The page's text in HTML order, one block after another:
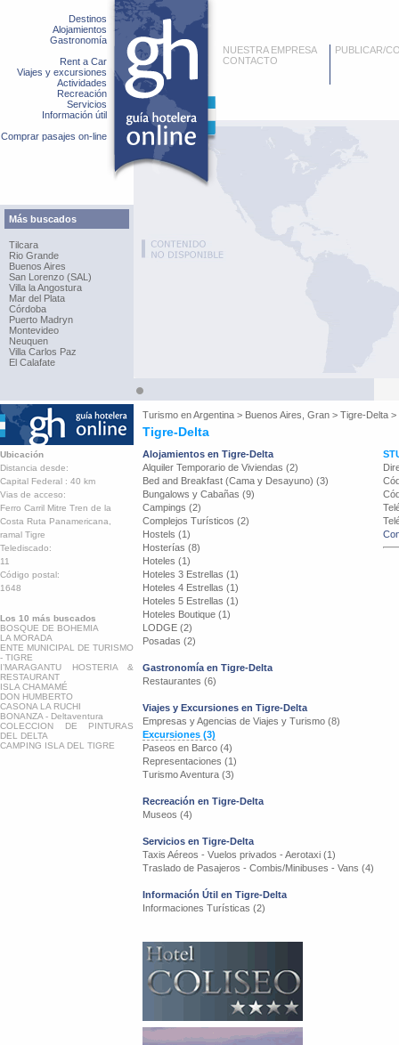
Destinos
Alojamientos
Gastronomía
Rent a Car
Viajes y excursiones
Actividades
Recreación
Servicios
Información útil
Comprar pasajes on-line
Más buscados
Tilcara
Rio Grande
Buenos Aires
San Lorenzo (SAL)
Villa la Angostura
Mar del Plata
Córdoba
Puerto Madryn
Montevideo
Neuquen
Villa Carlos Paz
El Calafate
NUESTRA EMPRESA
CONTACTO
PUBLICAR/
Turismo enArgentina > Buenos Aires, Gran > Tigre-Delta >
Tigre-Delta
Ubicación
Distancia desde:
Capital Federal : 40 km
Vias de acceso:
Ferro Carril Mitre Tren de la
Costa Ruta Panamericana,
ramal Tigre
Telediscado:
11
Código postal:
1648
Los 10 más buscados
BOSQUE DE BOHEMIA
LA MORADA
ENTE MUNICIPAL DE TURISMO
- TIGRE
I’MARAGANTU HOSTERIA &
RESTAURANT
ISLA CHAMAMÉ
DON HUMBERTO
CASONA LA RUCHI
BONANZA - Deltaventura
COLECCION DE PINTURAS
DEL DELTA
CAMPING ISLA DEL TIGRE
Alojamientos en Tigre-Delta
Alquiler Temporario de Viviendas (2)
Bed and Breakfast (Cama y Desayuno) (3)
Bungalows y Cabañas (9)
Campings (2)
Complejos Turísticos (2)
Hostels (1)
Hosterías (8)
Hoteles (1)
Hoteles 3 Estrellas (1)
Hoteles 4 Estrellas (1)
Hoteles 5 Estrellas (1)
Hoteles Boutique (1)
LODGE (2)
Posadas (2)
Gastronomía en Tigre-Delta
Restaurantes (6)
Viajes y Excursiones en Tigre-Delta
Empresas y Agencias de Viajes y Turismo (8)
Excursiones (3)
Paseos en Barco (4)
Representaciones (1)
Turismo Aventura (3)
Recreación en Tigre-Delta
Museos (4)
Servicios en Tigre-Delta
Taxis Aéreos - Vuelos privados - Aerotaxi (1)
Traslado de Pasajeros - Combis/Minibuses - Vans (4)
Información Útil en Tigre-Delta
Informaciones Turísticas (2)